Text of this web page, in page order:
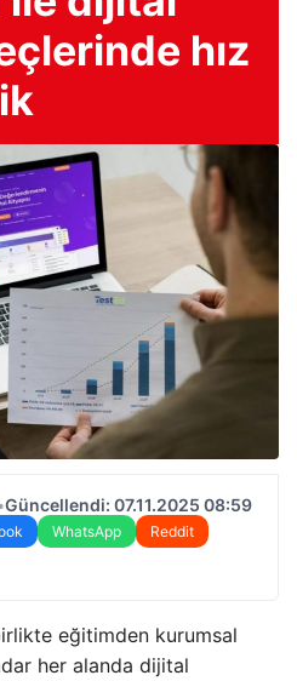
hız
Güncellendi: 07.11.2025 08:59
WhatsApp
Reddit
eğitimden kurumsal
her alanda dijital